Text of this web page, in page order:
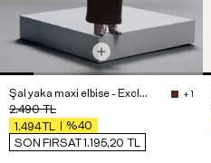
Şal yaka maxi elbise - Exclusive Collection + 1
2.490TL
1.494TL
%40
SON FIRSAT 1.195,20 TL